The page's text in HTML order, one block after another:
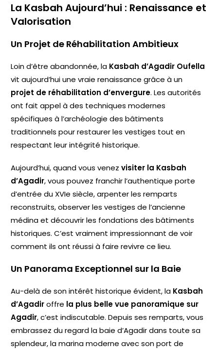
La Kasbah Aujourd’hui : Renaissance et
Valorisation
Un Projet de Réhabilitation Ambitieux
Loin d’être abandonnée, la Kasbah d’Agadir Oufella
vit aujourd’hui une vraie renaissance grâce à un
projet de réhabilitation d’envergure. Les autorités
ont fait appel à des techniques modernes
spécifiques à l’archéologie des bâtiments
traditionnels pour restaurer les vestiges tout en
respectant leur intégrité historique.
Aujourd’hui, quand vous venezvisiter la Kasbah
d’Agadir, vous pouvez franchir l’authentique porte
d’entrée du XVIe siècle, arpenter les remparts
reconstruits, observer les vestiges de l’ancienne
médina et découvrir les fondations des bâtiments
historiques. C’est vraiment impressionnant de voir
comment ils ont réussi à faire revivre ce lieu.
Un Panorama Exceptionnel sur la Baie
Au-delà de son intérêt historique évident, la Kasbah
d’Agadiroffre la plus belle vue panoramique sur
Agadir, c’est indiscutable. Depuis ses remparts, vous
embrassez du regard la baie d’Agadir dans toute sa
splendeur, la marina moderne avec son port de